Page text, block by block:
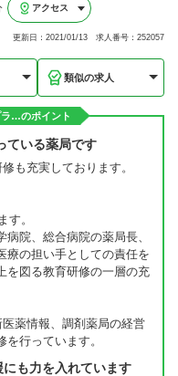
アクセス
更新日：2021/01/13 求人番号：252057
類似の求人
…のポイント
ている薬局です
も充実しております。
す。
院、総合病院の薬局長、
療の担い手としての責任を
を図る教育研修の一層の充
薬情報、調剤薬局の経営
行っています。
も力を入れています